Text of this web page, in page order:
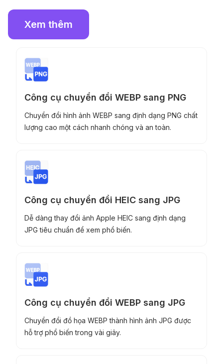
Xem thêm
Công cụ chuyển đổi WEBP sang PNG
Chuyển đổi hình ảnh WEBP sang định dạng PNG chất
lượng cao một cách nhanh chóng và an toàn.
Công cụ chuyển đổi HEIC sang JPG
Dễ dàng thay đổi ảnh Apple HEIC sang định dạng
JPG tiêu chuẩn để xem phổ biến.
Công cụ chuyển đổi WEBP sang JPG
Chuyển đổi đồ họa WEBP thành hình ảnh JPG được
hỗ trợ phổ biến trong vài giây.